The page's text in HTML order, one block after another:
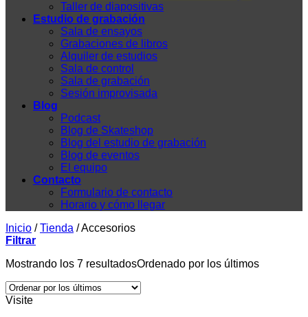
Taller de diapositivas
Estudio de grabación
Sala de ensayos
Grabaciones de libros
Alquiler de estudios
Sala de control
Sala de grabación
Sesión improvisada
Blog
Podcast
Blog de Skateshop
Blog del estudio de grabación
Blog de eventos
El equipo
Contacto
Formulario de contacto
Horario y cómo llegar
Inicio / Tienda /Accesorios
Filtrar
Mostrando los 7 resultadosOrdenado por los últimos
Visite